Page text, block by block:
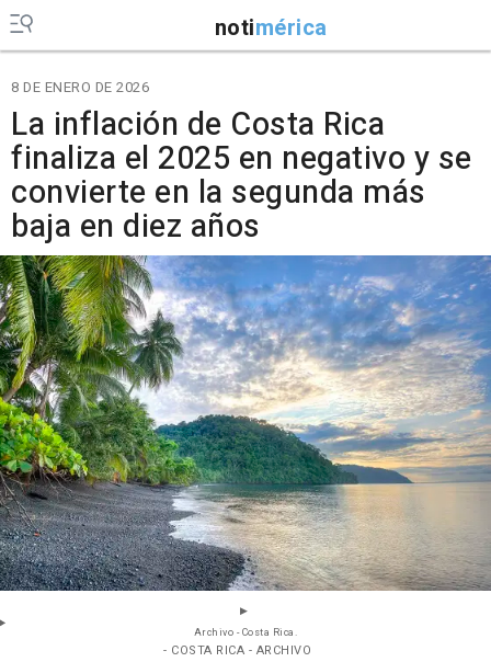
notimérica
8 DE ENERO DE 2026
La inflación de Costa Rica
finaliza el 2025 en negativo y se
convierte en la segunda más
baja en diez años
Archivo - Costa Rica.
- COSTA RICA - ARCHIVO